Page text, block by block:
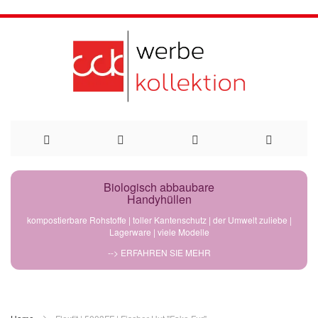
Direkt
Biologisch abbaubare
Handyhüllen
kompostierbare Rohstoffe | toller Kantenschutz | der Umwelt zuliebe |
Lagerware | viele Modelle
--> ERFAHREN SIE MEHR